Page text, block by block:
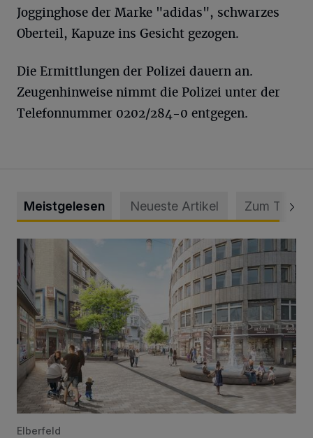
Jogginghose der Marke "adidas", schwarzes
Oberteil, Kapuze ins Gesicht gezogen.
Die Ermittlungen der Polizei dauern an.
Zeugenhinweise nimmt die Polizei unter der
Telefonnummer 0202/284-0 entgegen.
Meistgelesen Neueste Artikel Zum Thema
Ein neuer Brunnen für die Alte Freiheit
Elberfeld